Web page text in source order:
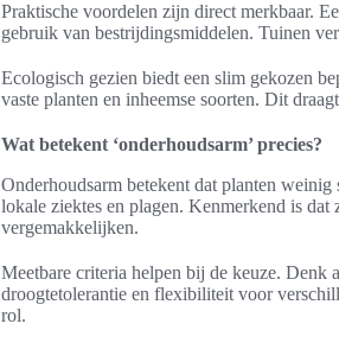
Praktische voordelen zijn direct merkbaar.
gebruik van bestrijdingsmiddelen. Tuinen
Ecologisch gezien biedt een slim gekozen
vaste planten en inheemse soorten. Dit
Wat betekent ‘onderhoudsarm’ precies?
Onderhoudsarm betekent dat planten
lokale ziektes en plagen. Kenmerkend is
vergemakkelijken.
Meetbare criteria helpen bij de keuze. Denk
droogtetolerantie en flexibiliteit voor
rol.